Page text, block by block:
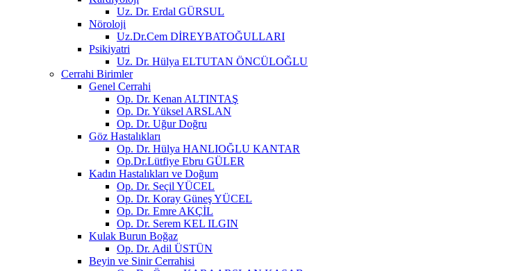
Uz. Dr. Erdal GÜRSUL
Nöroloji
Uz.Dr.Cem DİREYBATOĞULLARI
Psikiyatri
Uz. Dr. Hülya ELTUTAN ÖNCÜLOĞLU
Cerrahi Birimler
Genel Cerrahi
Op. Dr. Kenan ALTINTAŞ
Op. Dr. Yüksel ARSLAN
Op. Dr. Uğur Doğru
Göz Hastalıkları
Op. Dr. Hülya HANLIOĞLU KANTAR
Op.Dr.Lütfiye Ebru GÜLER
Kadın Hastalıkları ve Doğum
Op. Dr. Seçil YÜCEL
Op. Dr. Koray Güneş YÜCEL
Op. Dr. Emre AKÇİL
Op. Dr. Serem KEL ILGIN
Kulak Burun Boğaz
Op. Dr. Adil ÜSTÜN
Beyin ve Sinir Cerrahisi